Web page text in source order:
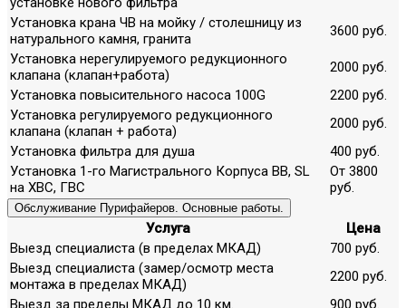
Установка крана ЧВ на мойку / столешницу из
натурального камня, гранита
3600 руб.
Установка нерегулируемого редукционного
клапана (клапан+работа)
2000 руб.
Установка повысительного насоса 100G
2200 руб.
Установка регулируемого редукционного
клапана (клапан + работа)
2000 руб.
Установка фильтра для душа
400 руб.
Установка 1-го Магистрального Корпуса ВВ, SL
на ХВС, ГВС
От 3800
руб.
Обслуживание Пурифайеров. Основные работы.
Услуга
Цена
Выезд специалиста (в пределах МКАД)
700 руб.
Выезд специалиста (замер/осмотр места
монтажа в пределах МКАД)
2200 руб.
Выезд за пределы МКАД до 10 км.
900 руб.